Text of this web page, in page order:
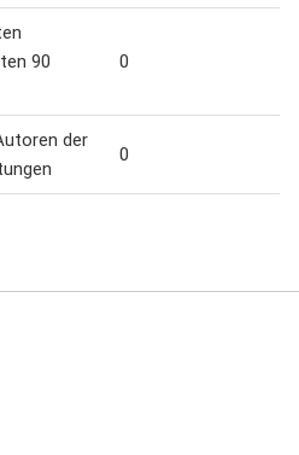
90
0
der
0